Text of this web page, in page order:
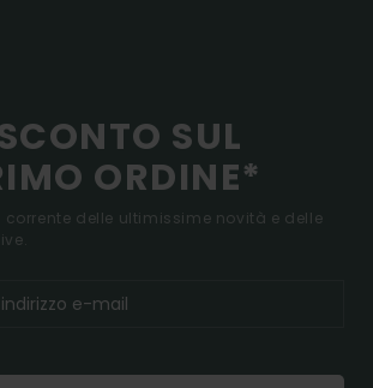
SUL
ORDINE*
delle ultimissime novità e delle